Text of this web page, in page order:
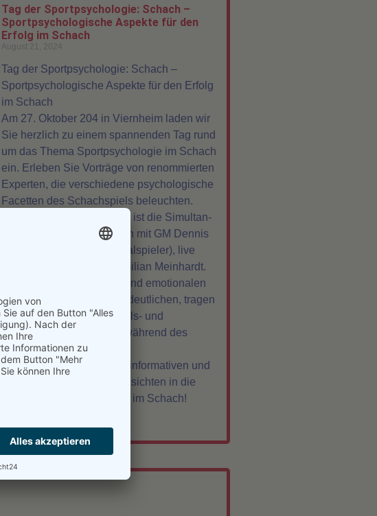
Tag der Sportpsychologie: Schach –
Sportpsychologische Aspekte für den
Erfolg im Schach
August 21, 2024
Tag der Sportpsychologie: Schach –
Sportpsychologische Aspekte für den Erfolg
im Schach
Am 27. Oktober 204 in Viernheim laden wir
Sie herzlich zu einem spannenden Tag rund
um das Thema Sportpsychologie im Schach
ein. Erleben Sie Vorträge von renommierten
Experten, die verschiedene psychologische
Facetten des Schachspiels beleuchten.
Besonders hervorzuheben ist die Simultan-
Veranstaltung an 7 Brettern mit GM Dennis
Wagner (Elo 2613, Nationalspieler), live
kommentiert von IM Maximilian Meinhardt.
Um die psychologischen und emotionalen
Aspekte des Spiels zu verdeutlichen, tragen
der GM und ein Spieler Puls- und
Herzfrequenzmessuhren während des
Matches.
Freuen Sie sich auf einen informativen und
praxisnahen Tag voller Einsichten in die
Welt der Sportpsychologie im Schach!